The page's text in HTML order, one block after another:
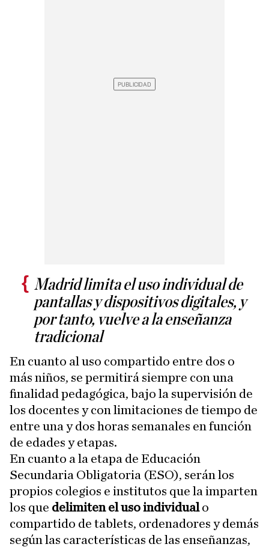
Madrid limita el uso individual de
pantallas y dispositivos digitales, y
por tanto, vuelve a la enseñanza
tradicional
En cuanto al uso compartido entre dos o
más niños, se permitirá siempre con una
finalidad pedagógica, bajo la supervisión de
los docentes y con limitaciones de tiempo de
entre una y dos horas semanales en función
de edades y etapas.
En cuanto a la etapa de Educación
Secundaria Obligatoria (ESO), serán los
propios colegios e institutos que la imparten
los que delimiten el uso individualo
compartido de tablets, ordenadores y demás
según las características de las enseñanzas,